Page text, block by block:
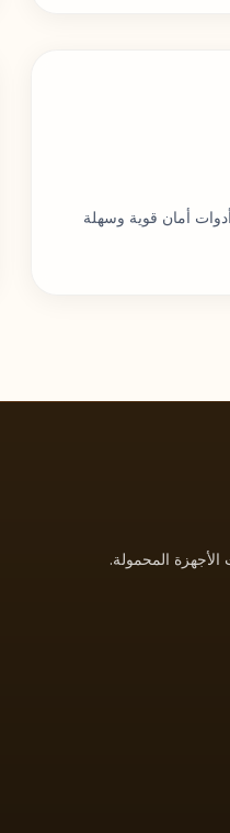
أمان قوية وسهلة
المحمولة.